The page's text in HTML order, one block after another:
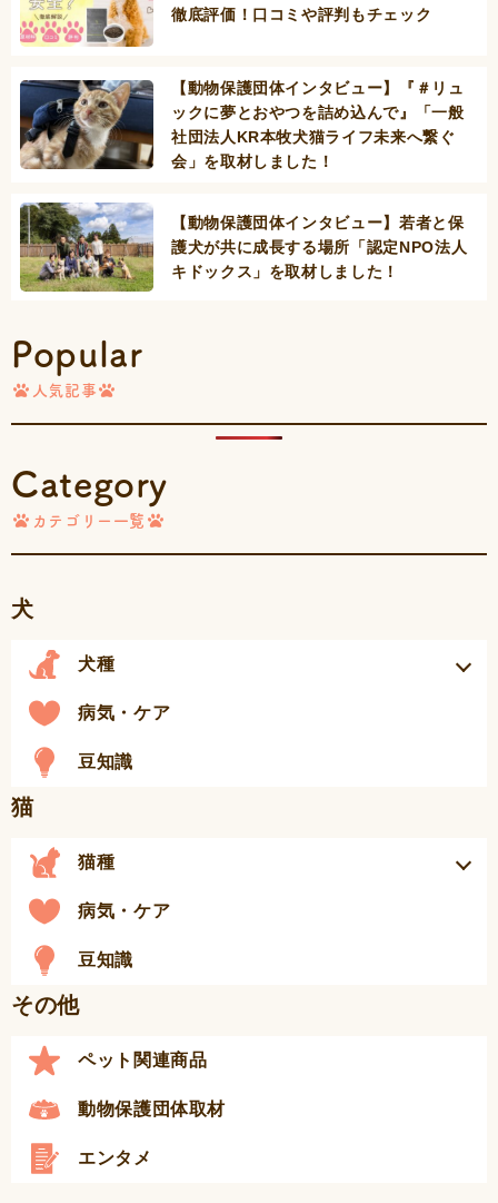
徹底評価！口コミや評判もチェック
【動物保護団体インタビュー】『＃リュ
ックに夢とおやつを詰め込んで』「一般
社団法人KR本牧犬猫ライフ未来へ繋ぐ
会」を取材しました！
【動物保護団体インタビュー】若者と保
護犬が共に成長する場所「認定NPO法人
キドックス」を取材しました！
Popular
人気記事
Category
カテゴリー一覧
犬
犬種
病気・ケア
豆知識
猫
猫種
病気・ケア
豆知識
その他
ペット関連商品
動物保護団体取材
エンタメ